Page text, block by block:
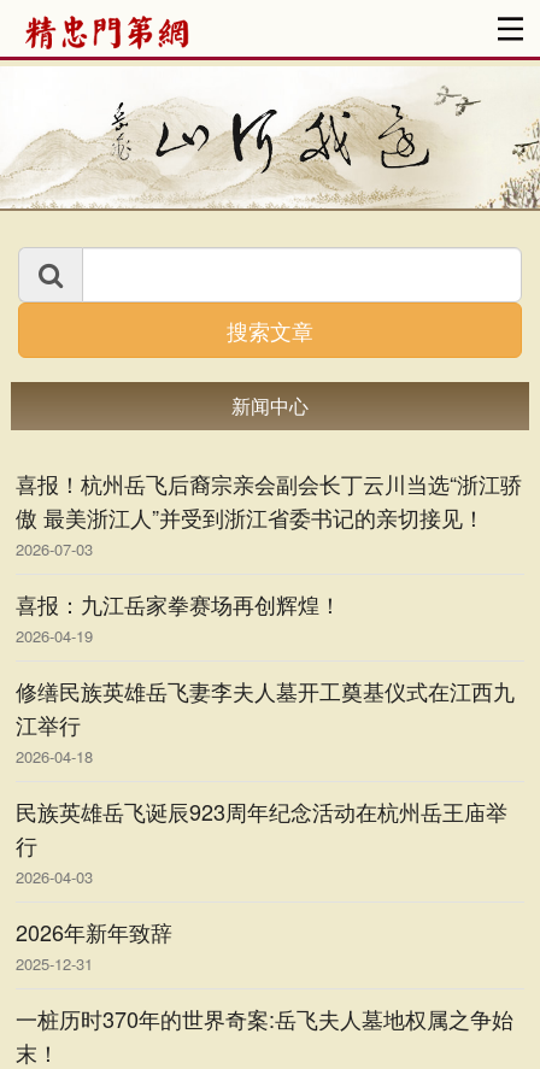
搜索文章
新闻中心
喜报！杭州岳飞后裔宗亲会副会长丁云川当选“浙江骄
傲 最美浙江人”并受到浙江省委书记的亲切接见！
2026-07-03
喜报：九江岳家拳赛场再创辉煌！
2026-04-19
修缮民族英雄岳飞妻李夫人墓开工奠基仪式在江西九
江举行
2026-04-18
民族英雄岳飞诞辰923周年纪念活动在杭州岳王庙举
行
2026-04-03
2026年新年致辞
2025-12-31
一桩历时370年的世界奇案:岳飞夫人墓地权属之争始
末！